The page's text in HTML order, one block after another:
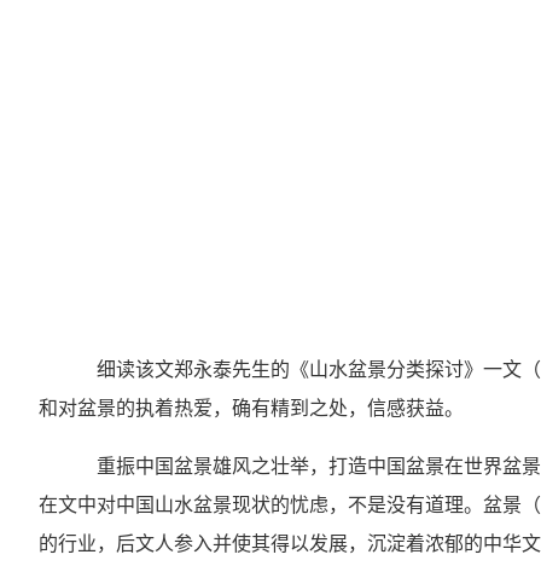
细读该文郑永泰先生的《山水盆景分类探讨》一文
和对盆景的执着热爱，确有精到之处，信感获益。
重振中国盆景雄风之壮举，打造中国盆景在世界盆
在文中对中国山水盆景现状的忧虑，不是没有道理。盆景
的行业，后文人参入并使其得以发展，沉淀着浓郁的中华